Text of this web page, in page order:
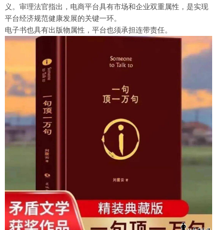
义。审理法官指出，电商平台具有市场和企业双重属性，是实现
平台经济规范健康发展的关键一环。
电子书也具有出版物属性，平台也须承担连带责任。